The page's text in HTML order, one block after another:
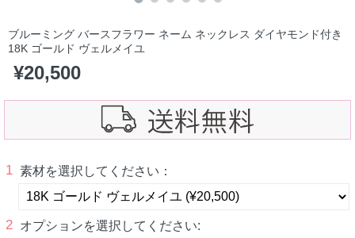
ブルーミング バースフラワー ネーム ネックレス ダイヤモンド付き
18K ゴールド ヴェルメイユ
¥20,500
1 素材を選択してください：
2 オプションを選択してください: